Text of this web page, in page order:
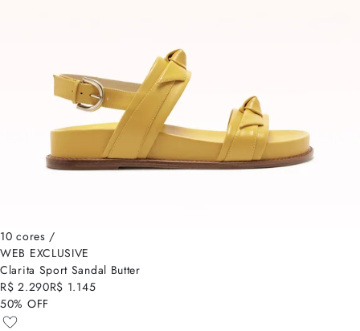
10 cores /
WEB EXCLUSIVE
Clarita Sport Sandal Butter
R$ 2.290R$ 1.145
50% OFF